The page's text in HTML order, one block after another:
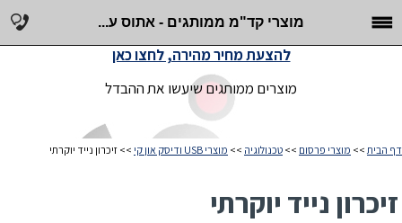
מוצרי קד"מ ממותגים - אתוס ע...
מוצרים ממותגים שיעשו את ההבדל
להצעת מחיר מהירה, לחצו כאן
דף הבית >> מוצרי פרסום >> טכנולוגיה >> מוצרי USB ודיסק און קי >> זיכרון נייד יוקרתי
זיכרון נייד יוקרתי